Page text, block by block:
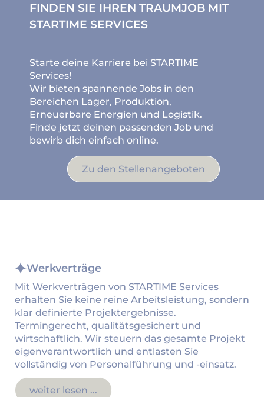
FINDEN SIE IHREN TRAUMJOB MIT
STARTIME SERVICES
Starte deine Karriere bei STARTIME
Services!
Wir bieten spannende Jobs in den
Bereichen Lager, Produktion,
Erneuerbare Energien und Logistik.
Finde jetzt deinen passenden Job und
bewirb dich einfach online.
Zu den Stellenangeboten
Werkverträge
Mit Werkverträgen von STARTIME Services
erhalten Sie keine reine Arbeitsleistung, sondern
klar definierte Projektergebnisse.
Termingerecht, qualitätsgesichert und
wirtschaftlich. Wir steuern das gesamte Projekt
eigenverantwortlich und entlasten Sie
vollständig von Personalführung und -einsatz.
weiter lesen ...